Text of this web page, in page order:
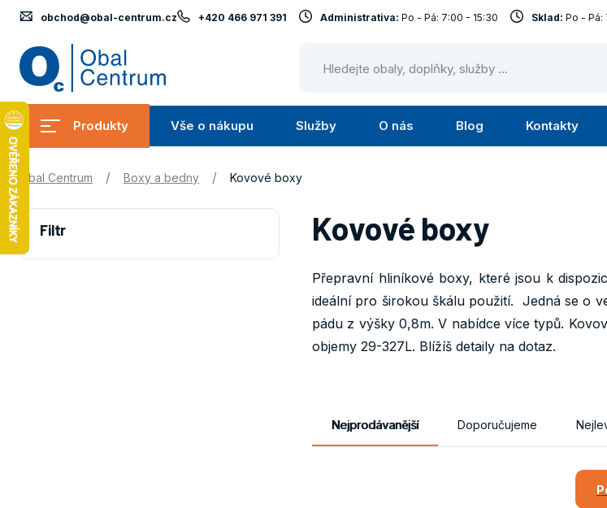
Produkty Vše o nákupu
o
nákupu
Služby O nás Blog Kontakty
obchod@obal-centrum.cz +420 466 971 391 Administrativa: Po - Pá: 7:00 - 15:30 Sklad: Po - Pá:
Obal Centrum / Boxy a bedny / Kovové boxy
Kovové boxy
Přepravní hliníkové boxy, které jsou k
ideální pro širokou škálu použití. Jedná se o
pádu z výšky 0,8m. V nabídce více typů.
objemy 29-327L. Blížíš detaily na dotaz.
Filtr
Nejprodávanější Doporučujeme